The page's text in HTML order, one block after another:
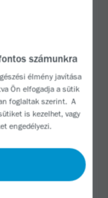
számunkra
élmény javítása
Ön elfogadja a sütik
foglaltak szerint. A
is kezelhet, vagy
engedélyezi.
kutatni,
Alzheimer-kór
az első ember
Alzheimer-
alapot
hogy más